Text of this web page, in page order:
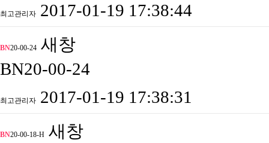
최고관리자 2017-01-19 17:38:44
BN20-00-24 새창
BN20-00-24
최고관리자 2017-01-19 17:38:31
BN20-00-18-H 새창